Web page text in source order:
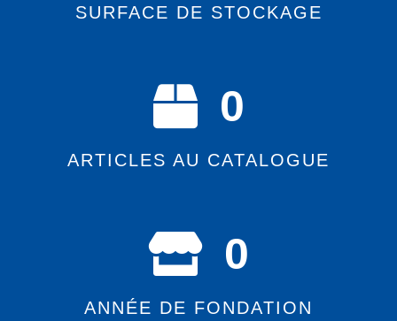
SURFACE DE STOCKAGE
0
ARTICLES AU CATALOGUE
0
ANNÉE DE FONDATION